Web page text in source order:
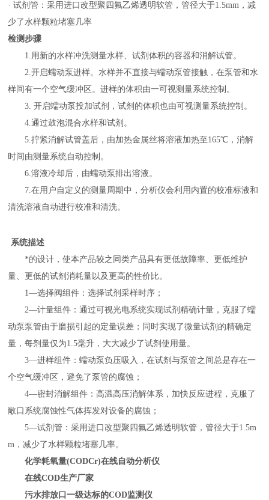
· 试剂管：采用进口改型聚四氟乙烯透明软管，管径大于1.5mm，减
少了水样颗粒堵塞几率
检测步骤
1.用新的水样冲洗测量水样、试剂体积的容器和消解试管。
2.开启蠕动泵进样。水样并不直接与蠕动泵管接触，在泵管和水
样间有一个空气缓冲区。进样的体积由一可视测量系统控制。
3. 开启蠕动泵投加试剂，试剂的体积也由可视测量系统控制。
4.通过鼓泡混合水样和试剂。
5.拧紧消解试管盖后，由加热金属丝将溶液加热至165℃，消解
时间由测量系统自动控制。
6.溶液冷却后，由蠕动泵排出溶液。
7.在用户自定义的测量周期中，分析仪会利用内置的校准标液和
清洗溶液自动进行校准和清洗。
系统描述
*的设计，使本产品较之同类产品具有更低故障率、更低维护
量、更低的试剂消耗量以及更高的性价比。
1—选择阀组件：选择试剂采样时序；
2—计量组件：通过可视光电系统实现试剂精确计量，克服了蠕
动泵泵管由于磨损引起的定量误差；同时实现了微量试剂的精确定
量，每剂量仅为1.5毫升，大大减少了试剂使用量。
3—进样组件：蠕动泵负压吸入，在试剂与泵管之间总是存在一
个空气缓冲区，避免了泵管的腐蚀；
4—密封消解组件：高温高压消解体系，加快反应进程，克服了
敞口系统腐蚀性气体挥发对设备的腐蚀；
5—试剂管：采用进口改型聚四氟乙烯透明软管，管径大于1.5m
m，减少了水样颗粒堵塞几率。
化学耗氧量(CODCr)在线自动分析仪
在线COD生产厂家
污水排放口一级达标的COD监测仪